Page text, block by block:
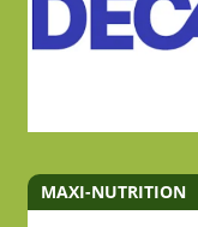
MAXI-NUTRITION